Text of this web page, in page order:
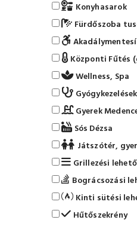
Konyhasarok
Fürdőszoba
Központi Fűtés
Wellness, Spa
Gyógykezelések
Gyerek
Sós Dézsa
Játszótér,
Grillezési
Bográcsozási
Kinti sütési
Hűtőszekrény